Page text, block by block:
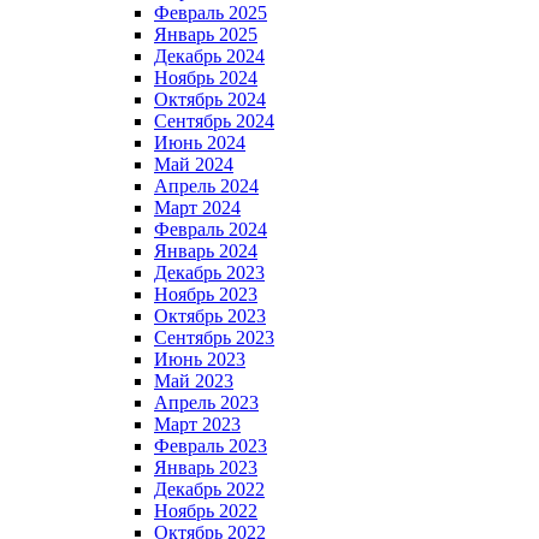
Февраль 2025
Январь 2025
Декабрь 2024
Ноябрь 2024
Октябрь 2024
Сентябрь 2024
Июнь 2024
Май 2024
Апрель 2024
Март 2024
Февраль 2024
Январь 2024
Декабрь 2023
Ноябрь 2023
Октябрь 2023
Сентябрь 2023
Июнь 2023
Май 2023
Апрель 2023
Март 2023
Февраль 2023
Январь 2023
Декабрь 2022
Ноябрь 2022
Октябрь 2022